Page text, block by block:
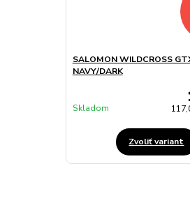
SALOMON WILDCROSS
NAVY/DARK
Skladom
Zvoliť variant